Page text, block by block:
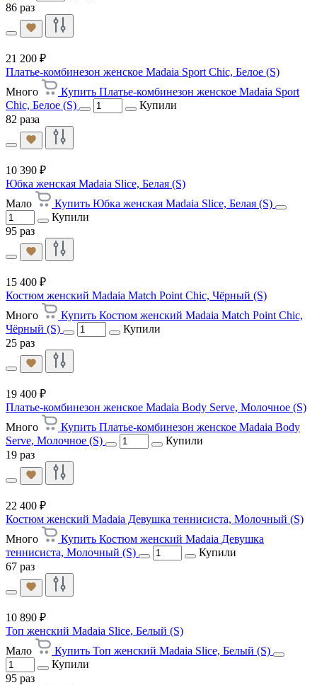
86 раз
21 200 ₽
Платье-комбинезон женское Madaia Sport Chic, Белое (S)
Много
Купить Платье-комбинезон женское Madaia Sport
Chic, Белое (S)
Купили
82 раза
10 390 ₽
Юбка женская Madaia Slice, Белая (S)
Мало
Купить Юбка женская Madaia Slice, Белая (S)
Купили
95 раз
15 400 ₽
Костюм женский Madaia Match Point Chic, Чёрный (S)
Много
Купить Костюм женский Madaia Match Point Chic,
Чёрный (S)
Купили
25 раз
19 400 ₽
Платье-комбинезон женское Madaia Body Serve, Молочное (S)
Много
Купить Платье-комбинезон женское Madaia Body
Serve, Молочное (S)
Купили
19 раз
22 400 ₽
Костюм женский Madaia Девушка теннисиста, Молочный (S)
Много
Купить Костюм женский Madaia Девушка
теннисиста, Молочный (S)
Купили
67 раз
10 890 ₽
Топ женский Madaia Slice, Белый (S)
Мало
Купить Топ женский Madaia Slice, Белый (S)
Купили
95 раз